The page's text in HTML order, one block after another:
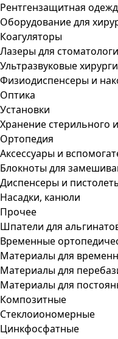
Рентгензащитная
Оборудование для
Коагуляторы
Лазеры для
Ультразвуковые
Физиодиспенсеры и
Оптика
Установки
Хранение стерильного
Ортопедия
Аксессуары и
Блокноты для
Диспенсеры и
Насадки, канюли
Прочее
Шпатели для
Временные
Материалы для
Материалы для
Материалы для
Композитные
Стеклоиономерные
Цинкфосфатные